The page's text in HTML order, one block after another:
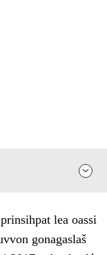
lea oassi
gonagaslaš